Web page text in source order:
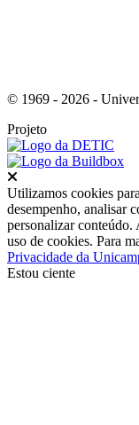
© 1969 - 2026 -
Projeto
Utilizamos cookies
desempenho, analisar
personalizar
uso de cookies. Para
Privacidade da
Estou ciente